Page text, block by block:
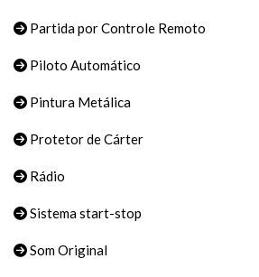
Partida por Controle Remoto
Piloto Automático
Pintura Metálica
Protetor de Cárter
Rádio
Sistema start-stop
Som Original